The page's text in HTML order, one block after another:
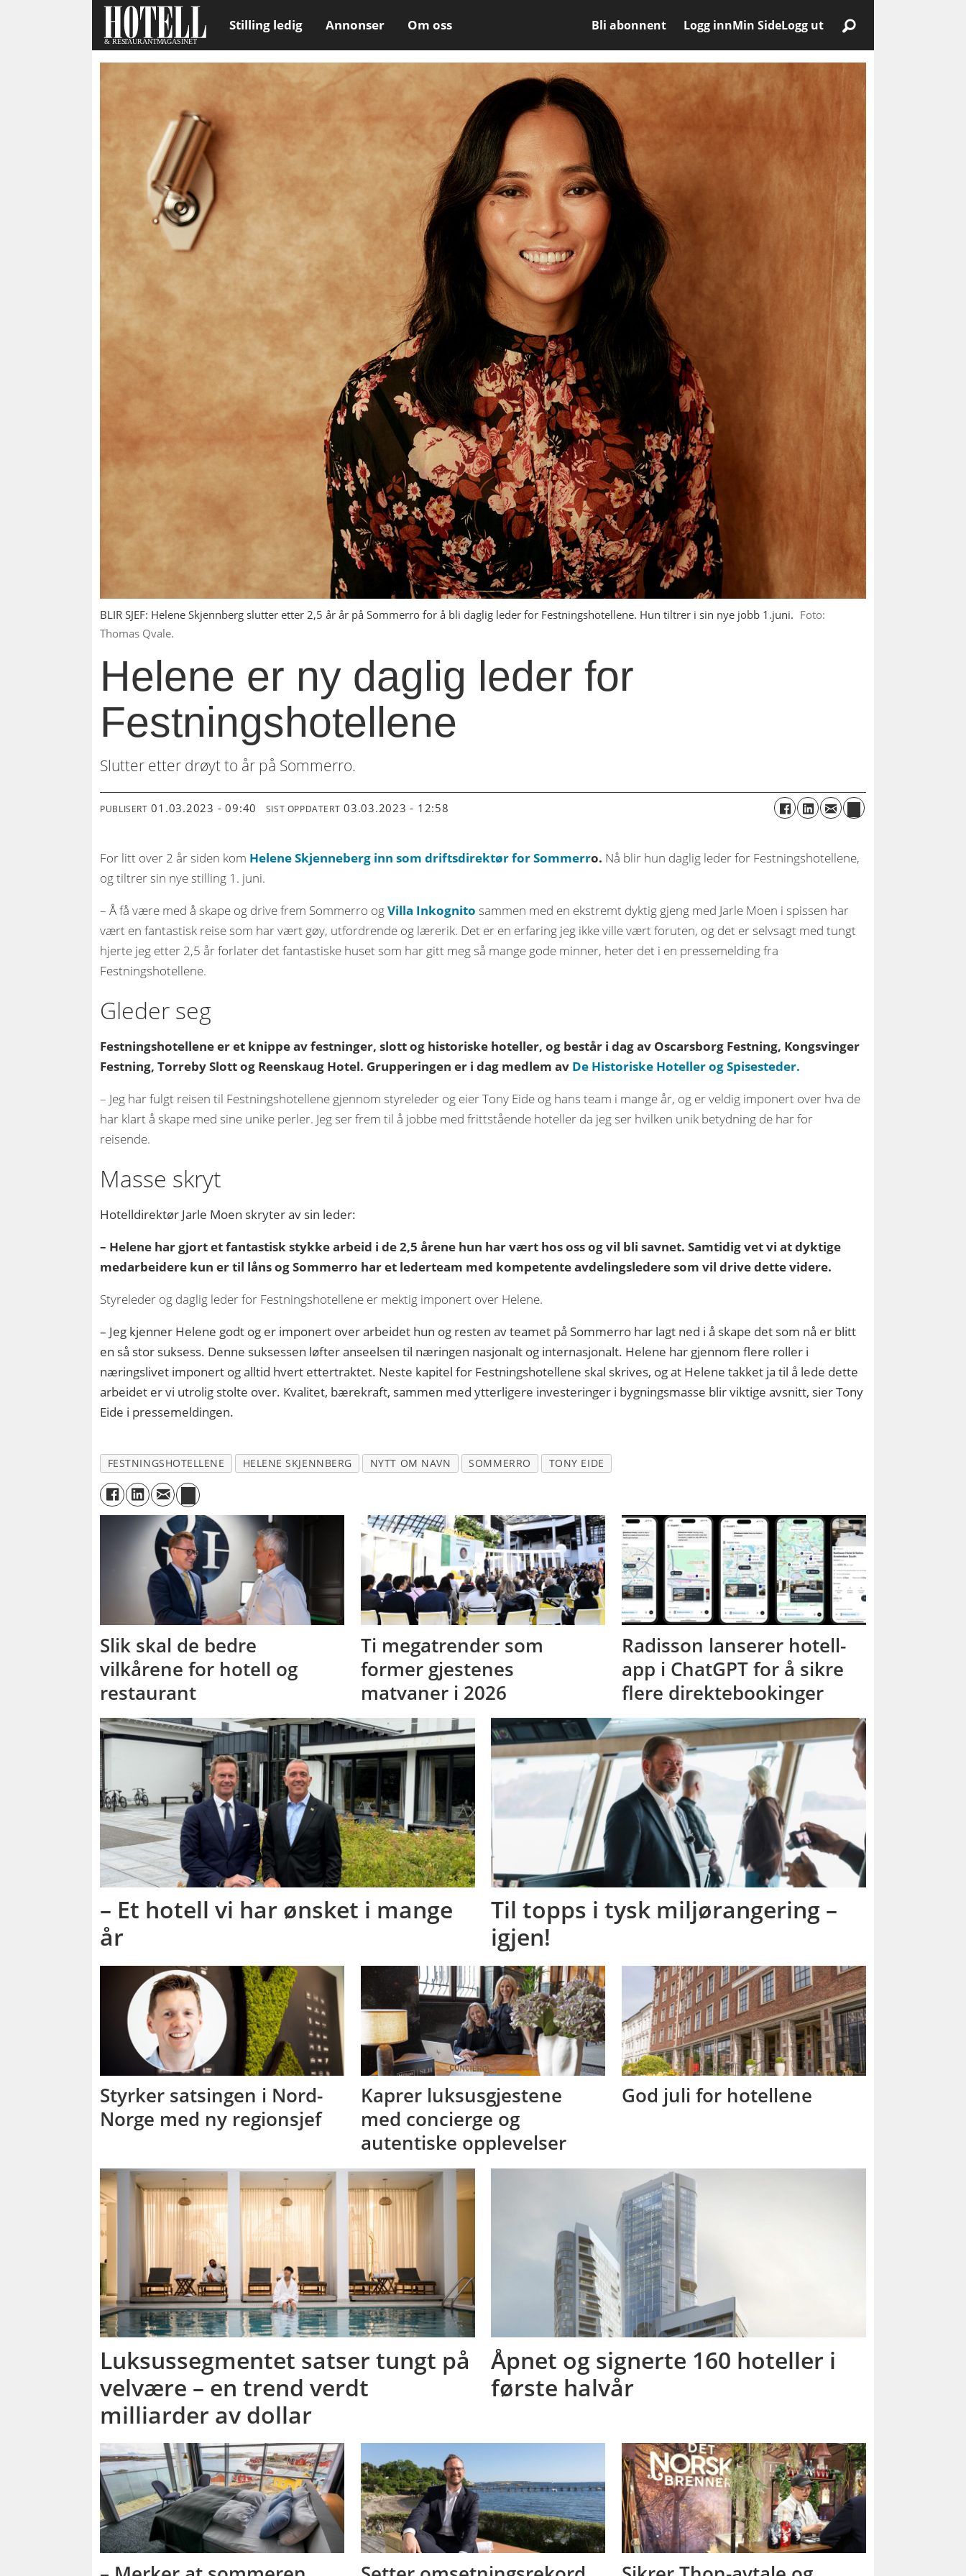
Stilling ledig Annonser Om oss Bli abonnent Logg innMin SideLogg ut
BLIR SJEF: Helene Skjennberg slutter etter 2,5 år år på Sommerro for å bli daglig leder for Festningshotellene. Hun tiltrer i sin nye jobb 1.juni. Foto:
Thomas Qvale.
Helene er ny daglig leder for
Festningshotellene
Slutter etter drøyt to år på Sommerro.
PUBLISERT 01.03.2023 - 09:40 SIST OPPDATERT 03.03.2023 - 12:58
For litt over 2 år siden kom Helene Skjenneberg inn som driftsdirektør for Sommerro. Nå blir hun daglig leder for Festningshotellene,
og tiltrer sin nye stilling 1. juni.
– Å få være med å skape og drive frem Sommerro ogVilla Inkognito sammen med en ekstremt dyktig gjeng med Jarle Moen i spissen har
vært en fantastisk reise som har vært gøy, utfordrende og lærerik. Det er en erfaring jeg ikke ville vært foruten, og det er selvsagt med tungt
hjerte jeg etter 2,5 år forlater det fantastiske huset som har gitt meg så mange gode minner, heter det i en pressemelding fra
Festningshotellene.
Gleder seg
Festningshotellene er et knippe av festninger, slott og historiske hoteller, og består i dag av Oscarsborg Festning, Kongsvinger
Festning, Torreby Slott og Reenskaug Hotel. Grupperingen er i dag medlem av De Historiske Hoteller og Spisesteder.
– Jeg har fulgt reisen til Festningshotellene gjennom styreleder og eier Tony Eide og hans team i mange år, og er veldig imponert over hva de
har klart å skape med sine unike perler. Jeg ser frem til å jobbe med frittstående hoteller da jeg ser hvilken unik betydning de har for
reisende.
Masse skryt
Hotelldirektør Jarle Moen skryter av sin leder:
– Helene har gjort et fantastisk stykke arbeid i de 2,5 årene hun har vært hos oss og vil bli savnet. Samtidig vet vi at dyktige
medarbeidere kun er til låns og Sommerro har et lederteam med kompetente avdelingsledere som vil drive dette videre.
Styreleder og daglig leder for Festningshotellene er mektig imponert over Helene.
– Jeg kjenner Helene godt og er imponert over arbeidet hun og resten av teamet på Sommerro har lagt ned i å skape det som nå er blitt
en så stor suksess. Denne suksessen løfter anseelsen til næringen nasjonalt og internasjonalt. Helene har gjennom flere roller i
næringslivet imponert og alltid hvert ettertraktet. Neste kapitel for Festningshotellene skal skrives, og at Helene takket ja til å lede dette
arbeidet er vi utrolig stolte over. Kvalitet, bærekraft, sammen med ytterligere investeringer i bygningsmasse blir viktige avsnitt, sier Tony
Eide i pressemeldingen.
FESTNINGSHOTELLENE HELENE SKJENNBERG NYTT OM NAVN SOMMERRO TONY EIDE
Slik skal de bedre
vilkårene for hotell og
restaurant
Ti megatrender som
former gjestenes
matvaner i 2026
Radisson lanserer hotell-
app i ChatGPT for å sikre
flere direktebookinger
– Et hotell vi har ønsket i mange
år
Til topps i tysk miljørangering –
igjen!
Styrker satsingen i Nord-
Norge med ny regionsjef
Kaprer luksusgjestene
med concierge og
autentiske opplevelser
God juli for hotellene
Luksussegmentet satser tungt på
velvære – en trend verdt
milliarder av dollar
Åpnet og signerte 160 hoteller i
første halvår